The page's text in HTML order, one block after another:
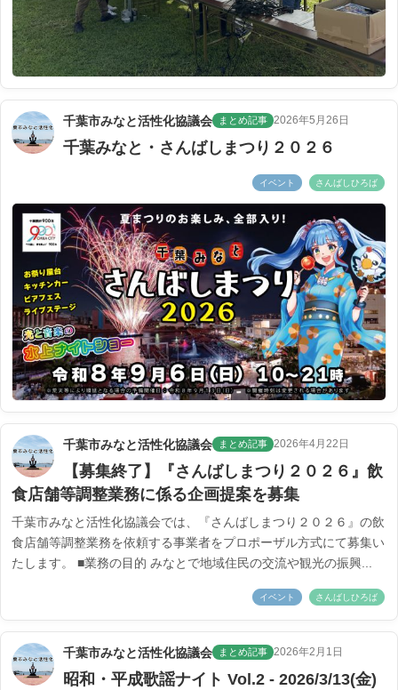
千葉市みなと活性化協議会 まとめ記事 2026年5月26日
千葉みなと・さんばしまつり２０２６
イベント さんばしひろば
千葉市みなと活性化協議会 まとめ記事 2026年4月22日
【募集終了】『さんばしまつり２０２６』飲
食店舗等調整業務に係る企画提案を募集
千葉市みなと活性化協議会では、『さんばしまつり２０２６』の飲
食店舗等調整業務を依頼する事業者をプロポーザル方式にて募集い
たします。 ■業務の目的 みなとで地域住民の交流や観光の振興...
イベント さんばしひろば
千葉市みなと活性化協議会 まとめ記事 2026年2月1日
昭和・平成歌謡ナイト Vol.2 - 2026/3/13(金)